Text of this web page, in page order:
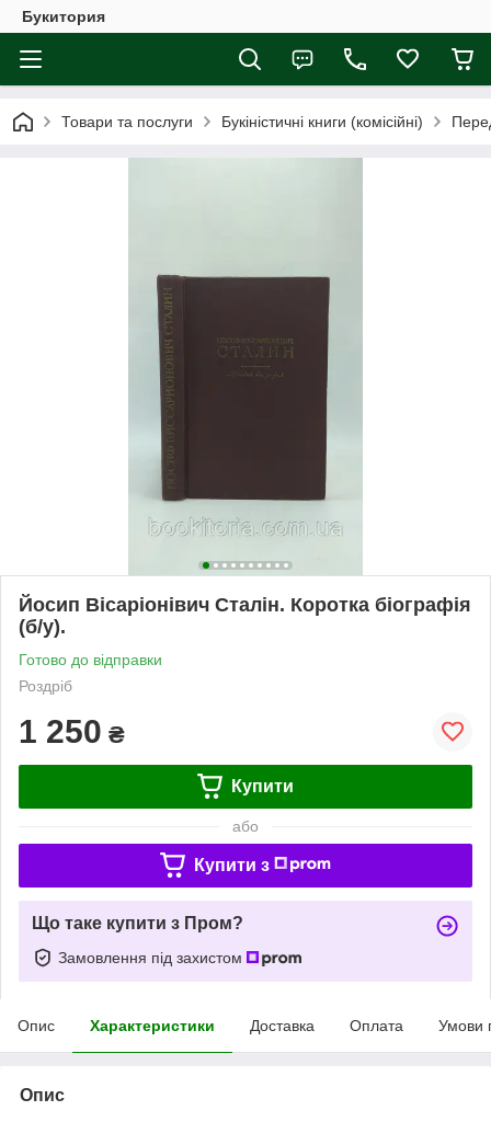
Букитория
Товари та послуги Букіністичні книги (комісійні)
Йосип Вісаріонівич Сталін. Коротка біографія
(б/у).
Готово до відправки
Роздріб
1 250 ₴
Купити
або
Купити з
Що таке купити з Пром?
Замовлення під захистом
Опис Характеристики Доставка Оплата Умови
Опис